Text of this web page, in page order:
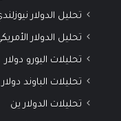
تحليل الدولار
تحليل الدولار
تحليلات اليورو دولار
تحليلات الباوند دولار
تحليلات الدولار ين